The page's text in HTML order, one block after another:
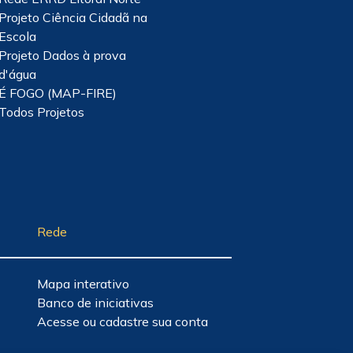
Projeto Ciência Cidadã na
Escola
Projeto Dados à prova
É FOGO (MAP-FIRE)
Todos Projetos
Rede
Mapa interativo
Banco de iniciativas
Acesse ou cadastre sua conta